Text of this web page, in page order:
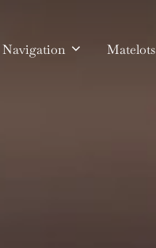
Navigation Matelots